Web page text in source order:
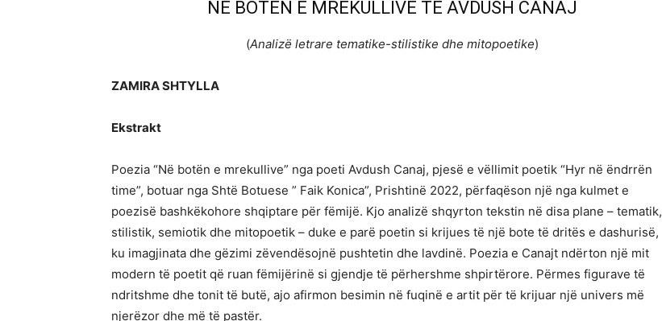
NË BOTËN E MREKULLIVE TË AVDUSH CANAJ
(Analizë letrare tematike-stilistike dhe mitopoetike)
ZAMIRA SHTYLLA
Ekstrakt
Poezia “Në botën e mrekullive” nga poeti Avdush Canaj, pjesë e vëllimit poetik “Hyr në ëndrrën
time”, botuar nga Shtë Botuese ” Faik Konica”, Prishtinë 2022, përfaqëson një nga kulmet e
poezisë bashkëkohore shqiptare për fëmijë. Kjo analizë shqyrton tekstin në disa plane – tematik,
stilistik, semiotik dhe mitopoetik – duke e parë poetin si krijues të një bote të dritës e dashurisë,
ku imagjinata dhe gëzimi zëvendësojnë pushtetin dhe lavdinë. Poezia e Canajt ndërton një mit
modern të poetit që ruan fëmijërinë si gjendje të përhershme shpirtërore. Përmes figurave të
ndritshme dhe tonit të butë, ajo afirmon besimin në fuqinë e artit për të krijuar një univers më
njerëzor dhe më të pastër.